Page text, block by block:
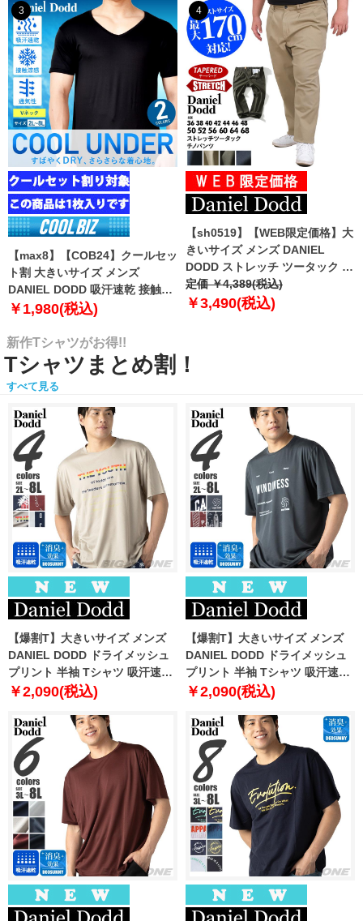
3
【max8】【COB24】クールセッ
ト割 大きいサイズ メンズ
DANIEL DODD 吸汗速乾 接触涼
感 Vネック 半袖 クールアンダー
2101
￥1,980(税込)
4
【sh0519】【WEB限定価格】大
きいサイズ メンズ DANIEL
DODD ストレッチ ツータック チ
ノ パンツ チノパン テーパード
azp-210102
定価 ￥4,389(税込)
￥3,490(税込)
新作Tシャツがお得!!
Tシャツまとめ割！
すべて見る
【爆割T】大きいサイズ メンズ
DANIEL DODD ドライメッシュ
プリント 半袖 Tシャツ 吸汗速乾
春夏新作 tjt-2602dry3 【fre】
￥2,090(税込)
【爆割T】大きいサイズ メンズ
DANIEL DODD ドライメッシュ
プリント 半袖 Tシャツ 吸汗速乾
春夏新作 tjt-2602dry4 【fre】
￥2,090(税込)